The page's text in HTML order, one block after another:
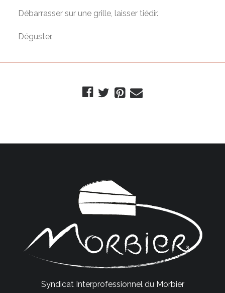
Débarrasser sur une grille, laisser tiédir.
Déguster.
Syndicat Interprofessionnel du Morbier